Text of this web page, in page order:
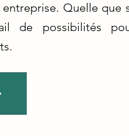
Quelle que
de possibilités